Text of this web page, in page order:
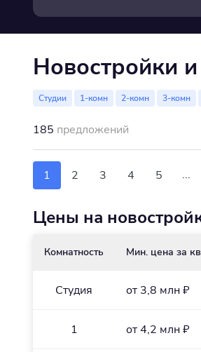
Новостройки
Студии 1-комн 2-комн 3-комн
185 предложений
1 2 3 4 5 ...
Цены на
Комнатность Мин. цена за
Студия от 3,8 млн ₽
1 от 4,2 млн ₽